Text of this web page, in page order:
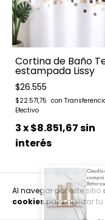
Al navegar por este sitio
cookiespara agilizar tu
Cortina de Baño
estampada Lissy
$26.555
$22.571,75
3x$8.851,67sin
interés